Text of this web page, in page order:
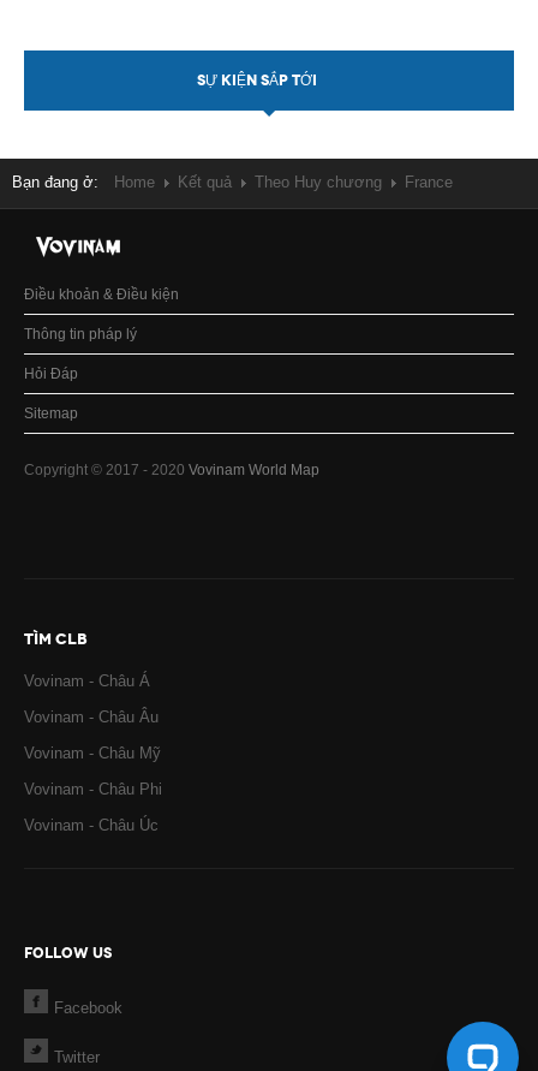
SỰ KIỆN SẮP TỚI
Bạn đang ở: Home Kết quả Theo Huy chương France
Điều khoản & Điều kiện
Thông tin pháp lý
Hỏi Đáp
Sitemap
Copyright © 2017 - 2020 Vovinam World Map
TÌM CLB
Vovinam - Châu Á
Vovinam - Châu Âu
Vovinam - Châu Mỹ
Vovinam - Châu Phi
Vovinam - Châu Úc
FOLLOW US
Facebook
Twitter